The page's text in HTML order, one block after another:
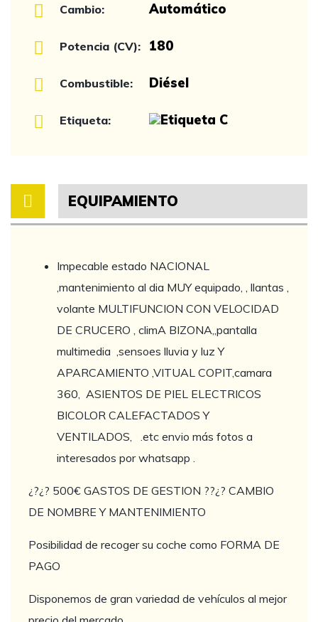
Cambio: Automático
Potencia (CV): 180
Combustible: Diésel
Etiqueta:
EQUIPAMIENTO
Impecable estado NACIONAL
,mantenimiento al dia MUY equipado, , llantas ,
volante MULTIFUNCION CON VELOCIDAD
DE CRUCERO , climA BIZONA,,pantalla
multimedia ,sensoes lluvia y luz Y
APARCAMIENTO ,VITUAL COPIT,camara
360, ASIENTOS DE PIEL ELECTRICOS
BICOLOR CALEFACTADOS Y
VENTILADOS, .etc envio más fotos a
interesados por whatsapp .
¿?¿? 500€ GASTOS DE GESTION ??¿? CAMBIO
DE NOMBRE Y MANTENIMIENTO
Posibilidad de recoger su coche como FORMA DE
PAGO
Disponemos de gran variedad de vehículos al mejor